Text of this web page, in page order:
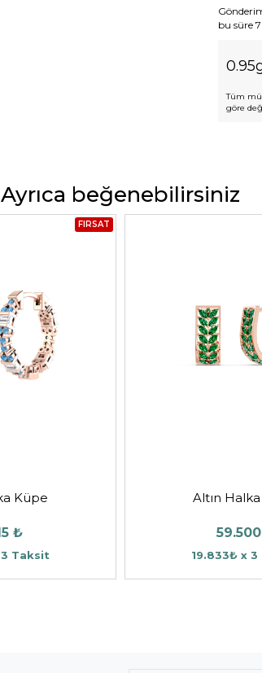
bu süre
Tüm
göre
Ayrıca beğenebilirsiniz
FIRSAT
Küpe
₺
Taksit
Altın
19.833₺ x